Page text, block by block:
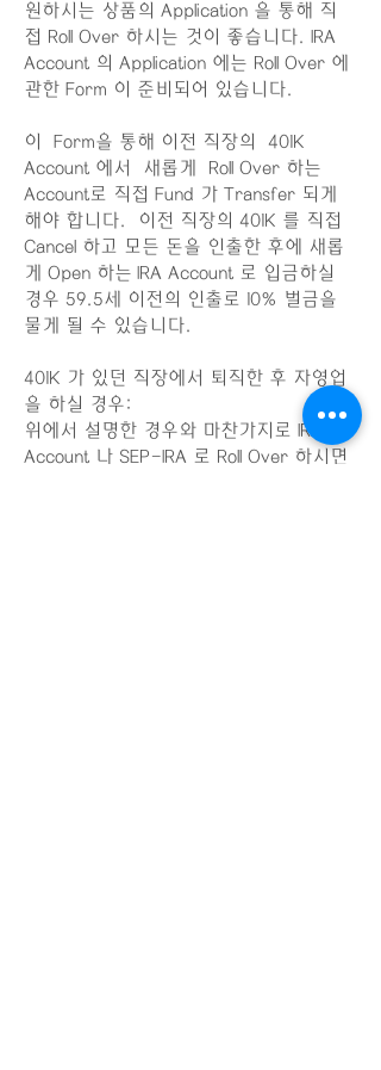
원하시는 상품의 Application 을 통해 직
접 Roll Over 하시는 것이 좋습니다. IRA
Account 의 Application 에는 Roll Over 에
관한 Form 이 준비되어 있습니다.
이 Form을 통해 이전 직장의 401K
Account 에서 새롭게 Roll Over 하는
Account로 직접 Fund 가 Transfer 되게
해야 합니다. 이전 직장의 401K 를 직접
Cancel 하고 모든 돈을 인출한 후에 새롭
게 Open 하는 IRA Account 로 입금하실
경우 59.5세 이전의 인출로 10% 벌금을
물게 될 수 있습니다.
401K 가 있던 직장에서 퇴직한 후 자영업
을 하실 경우:
위에서 설명한 경우와 마찬가지로 IRA
Account 나 SEP-IRA 로 Roll Over 하시면